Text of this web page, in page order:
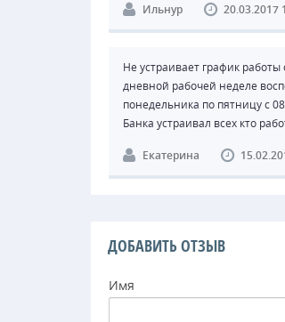
Ильнур 20.03.2017
Не устраивает график
дневной рабочей неделе
понедельника по пятницу с
Банка устраивал всех кто
Екатерина
ДОБАВИТЬ ОТЗЫВ
Имя